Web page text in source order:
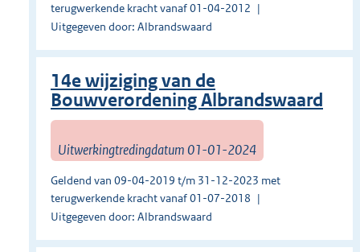
terugwerkende kracht vanaf 01-04-2012
Uitgegeven door: Albrandswaard
14e wijziging van de
Bouwverordening Albrandswaard
Uitwerkingtredingdatum 01-01-2024
Geldend van 09-04-2019 t/m 31-12-2023 met
terugwerkende kracht vanaf 01-07-2018
Uitgegeven door: Albrandswaard